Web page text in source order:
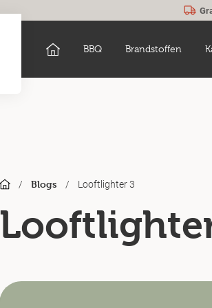
BBQ Brandstoffen
/ Blogs / Looftlighter 3